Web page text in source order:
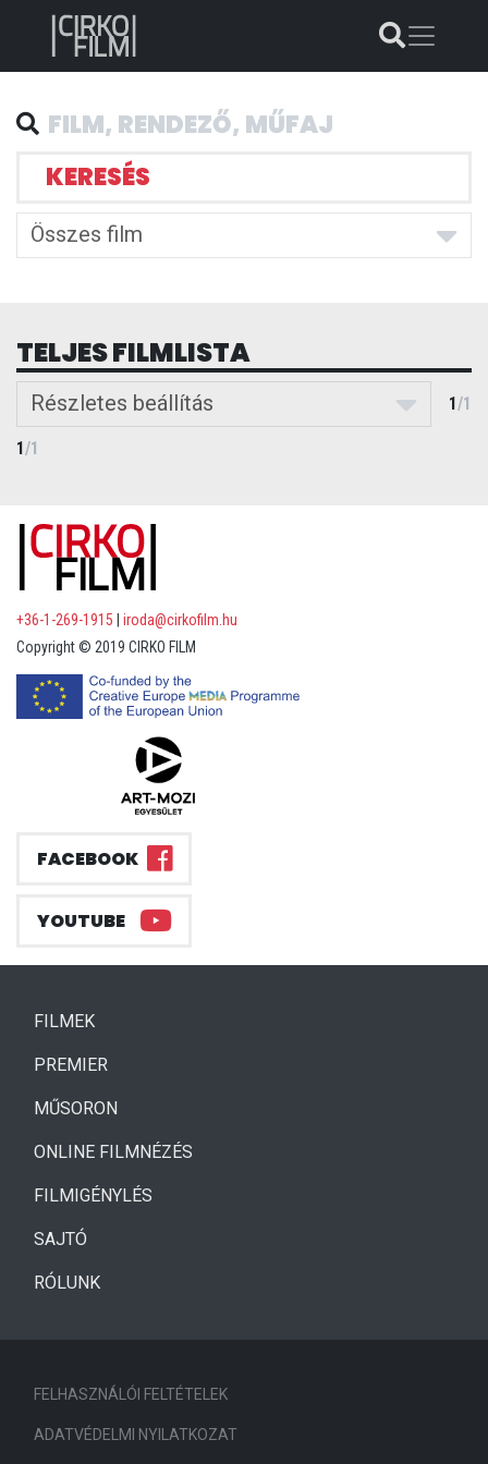
KERESÉS
Összes film
TELJES FILMLISTA
Részletes beállítás 1/1
1/1
+36-1-269-1915
iroda@cirkofilm.hu
Copyright © 2019 CIRKO FILM
FACEBOOK
YOUTUBE
FILMEK(CURRENT)
PREMIER
MŰSORON
ONLINE FILMNÉZÉS
FILMIGÉNYLÉS
SAJTÓ
RÓLUNK
FELHASZNÁLÓI FELTÉTELEK
ADATVÉDELMI NYILATKOZAT